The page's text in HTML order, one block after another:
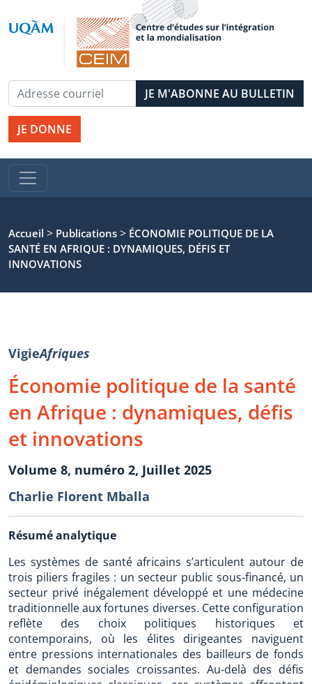
JE DONNE
Accueil > Publications > ÉCONOMIE POLITIQUE DE LA
SANTÉ EN AFRIQUE : DYNAMIQUES, DÉFIS ET
INNOVATIONS
VigieAfriques
Économie politique de la santé
en Afrique : dynamiques, défis
et innovations
Volume 8, numéro 2, Juillet 2025
Charlie Florent Mballa
Résumé analytique
Les systèmes de santé africains s’articulent autour de
trois piliers fragiles : un secteur public sous-financé, un
secteur privé inégalement développé et une médecine
traditionnelle aux fortunes diverses. Cette configuration
reflète des choix politiques historiques et
contemporains, où les élites dirigeantes naviguent
entre pressions internationales des bailleurs de fonds
et demandes sociales croissantes. Au-delà des défis